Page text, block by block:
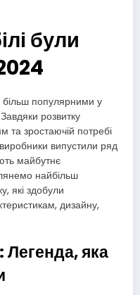
були
більш популярними у
розвитку
та зростаючій потребі
випустили ряд
майбутнє
найбільш
які здобули
дизайну,
яка